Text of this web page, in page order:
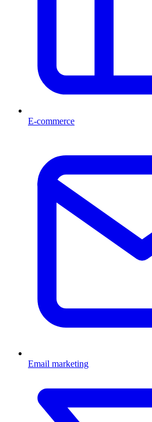
E-commerce
Email marketing